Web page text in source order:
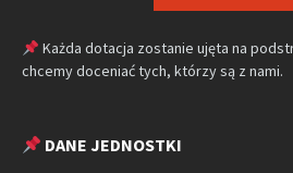
Każda dotacja zostanie ujęta na
chcemy doceniać tych, którzy są z nami.
DANE JEDNOSTKI